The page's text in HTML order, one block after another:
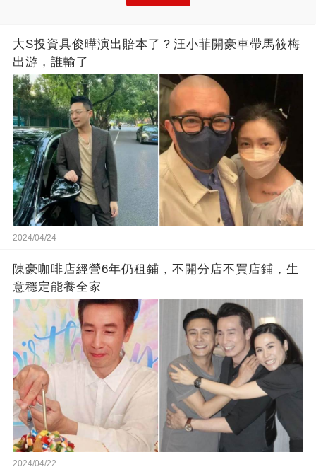
大S投資具俊曄演出賠本了？汪小菲開豪車帶馬筱梅
出游，誰輸了
2024/04/24
陳豪咖啡店經營6年仍租鋪，不開分店不買店鋪，生
意穩定能養全家
2024/04/22